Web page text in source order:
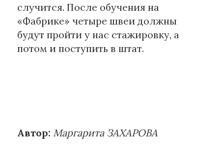
случится. После обучения на
«Фабрике» четыре швеи должны
будут пройти у нас стажировку, а
потом и поступить в штат.
Автор: Маргарита ЗАХАРОВА